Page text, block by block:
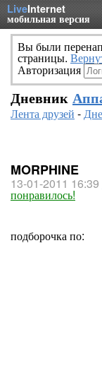
LiveInternet
мобильная версия
Вы были
страницы.
Авторизация
Дневник
Лента друзей -
MORPHINE
13-01-2011 16:39
понравилось!
подборочка по: